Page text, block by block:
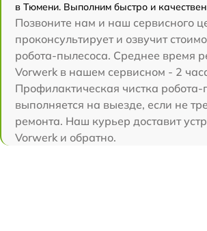
в Тюмени. Выполним быстро и
Позвоните нам и наш сервисного
проконсультирует и озвучит
робота-пылесоса. Среднее время
Vorwerk в нашем сервисном - 2
Профилактическая чистка
выполняется на выезде, если не
ремонта. Наш курьер доставит
Vorwerk и обратно.